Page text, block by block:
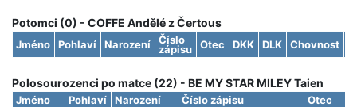
Potomci (0) - COFFE Andělé z Čertous
Jméno Pohlaví Narození Číslo
zápisu Otec DKK DLK Chovnost
Polosourozenci po matce (22) - BE MY STAR MILEY Taien
Jméno Pohlaví Narození Číslo zápisu
Otec